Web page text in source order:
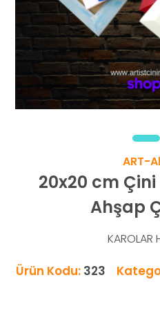
ART-
20x20 cm
Ahşap
KAROLAR
Ürün Kodu: 323